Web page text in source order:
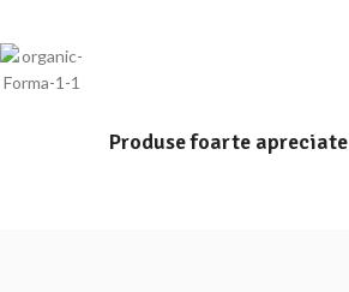
Produse foarte